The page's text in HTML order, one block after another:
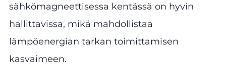
sähkömagneettisessa kentässä on hyvin
hallittavissa, mikä mahdollistaa
lämpöenergian tarkan toimittamisen
kasvaimeen.